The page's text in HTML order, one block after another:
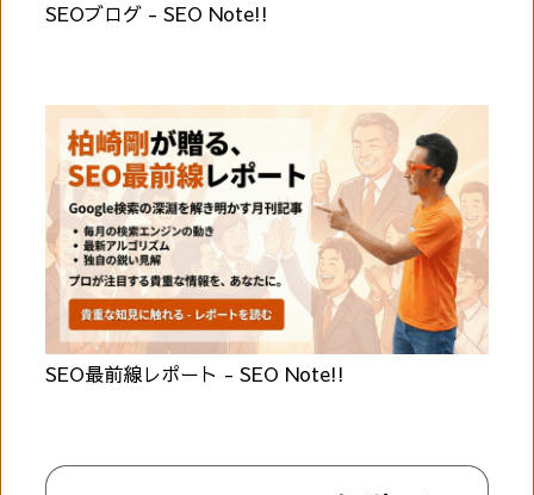
SEOブログ - SEO Note!!
SEO最前線レポート - SEO Note!!